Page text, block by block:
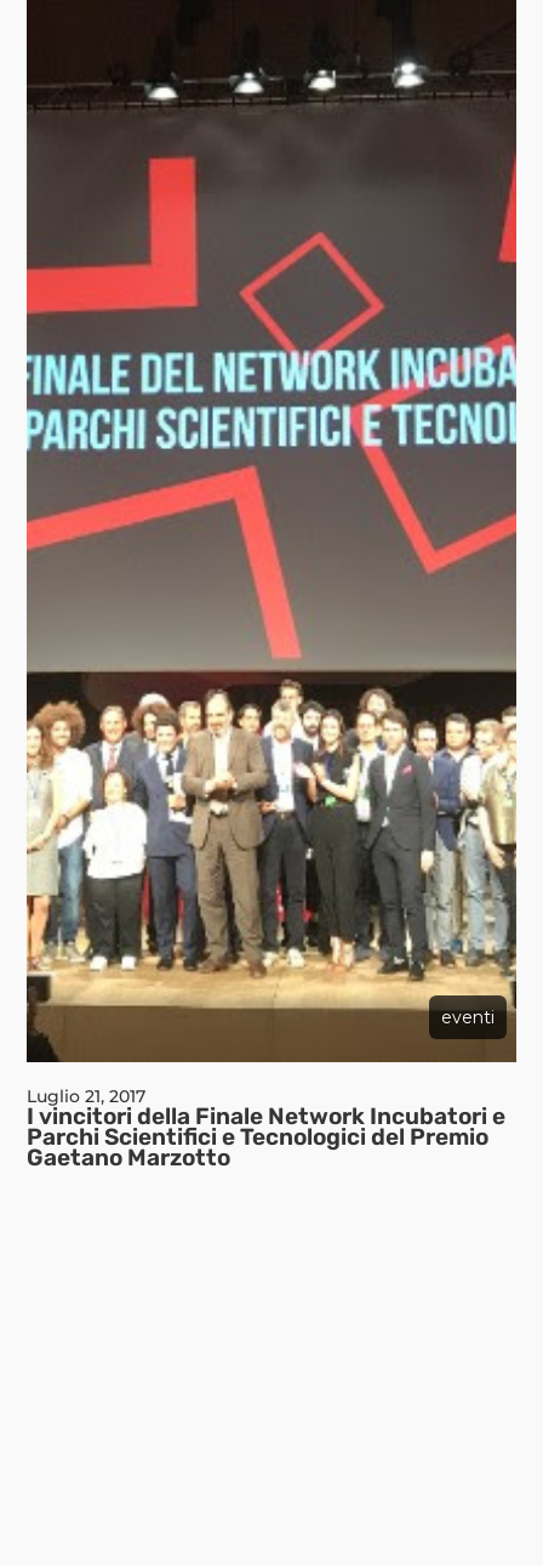
eventi
Luglio 21, 2017
I vincitori della Finale Network Incubatori e
Parchi Scientifici e Tecnologici del Premio
Gaetano Marzotto